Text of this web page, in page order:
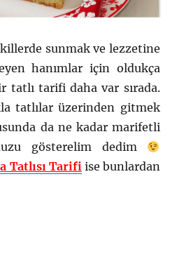
sunmak ve lezzetine
hanımlar için oldukça
tatlı tarifi daha var sırada.
tatlılar üzerinden gitmek
da ne kadar marifetli
gösterelim dedim
Tatlısı Tarifiise bunlardan